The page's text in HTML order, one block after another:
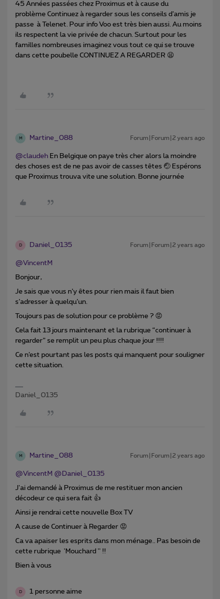
45 Années passées chez Proximus et à cause du
problème Continuez à regarder sous les conseils d’amis je
passe à Telenet. Pour info Voo est très bien aussi. Au moins
ils respectent la vie privée de chacun. Surtout pour les
familles nombreuses imaginez vous tout ce qui se trouve
dans cette poubelle CONTINUEZ A REGARDER 😫
M Martine_088 Forum|Forum|2 years ago
@claudeh En Belgique on paye très cher alors la moindre
des choses est de ne pas avoir de casses têtes 🤕 Espérons
que Proximus trouva vite une solution. Bonne journée
D Daniel_0135 Forum|Forum|2 years ago
@VincentM
Bonjour,
Je sais que vous n’y êtes pour rien mais il faut bien
s’adresser à quelqu’un.
Toujours pas de solution pour ce problème ? 😡
Cela fait 13 jours maintenant et la rubrique “continuer à
regarder” se remplit un peu plus chaque jour !!!!
Ce n’est pourtant pas les posts qui manquent pour souligner
cette situation.
Daniel_0135
M Martine_088 Forum|Forum|2 years ago
@VincentM @Daniel_0135
J'ai demandé à Proximus de me restituer mon ancien
décodeur ce qui sera fait 👍
Ainsi je rendrai cette nouvelle Box TV
A cause de Continuer à Regarder 😡
Ca va apaiser les esprits dans mon ménage.. Pas besoin de
cette rubrique 'Mouchard '' !!
Bien à vous
D 1 personne aime